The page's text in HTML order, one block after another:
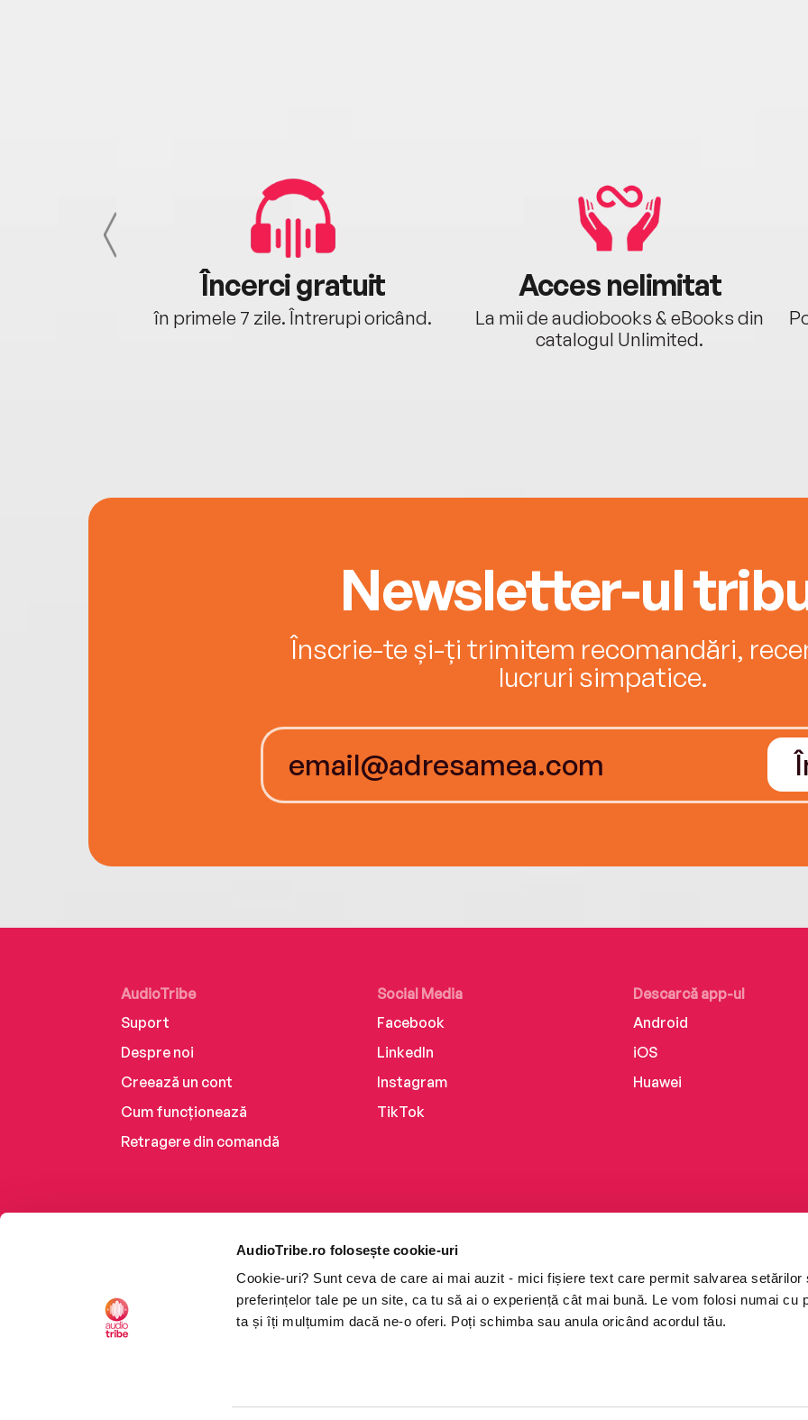
AudioTribe.ro folosește cookie-uri
Cookie-uri? Sunt ceva de care ai mai auzit - mici fișiere text care permit salvarea setărilor
preferințelor tale pe un site, ca tu să ai o experiență cât mai bună. Le vom folosi numai cu
ta și îți mulțumim dacă ne-o oferi. Poți schimba sau anula oricând acordul tău.
Încerci gratuit
în primele 7 zile. Întrerupi oricând.
Acces nelimitat
La mii de audiobooks & eBooks din
catalogul Unlimited.
Newsletter-ul
Înscrie-te și-ți trimitem recomandări,
lucruri simpatice.
AudioTribe
Suport
Despre noi
Creează un cont
Cum funcționează
Retragere din comandă
Social Media
Facebook
LinkedIn
Instagram
TikTok
Descarcă app-ul
Android
iOS
Huawei